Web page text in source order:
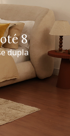
8
dupla